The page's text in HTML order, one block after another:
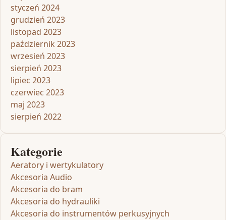
styczeń 2024
grudzień 2023
listopad 2023
październik 2023
wrzesień 2023
sierpień 2023
lipiec 2023
czerwiec 2023
maj 2023
sierpień 2022
Kategorie
Aeratory i wertykulatory
Akcesoria Audio
Akcesoria do bram
Akcesoria do hydrauliki
Akcesoria do instrumentów perkusyjnych